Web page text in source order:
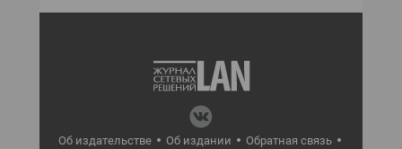
Об издательстве Об издании
Обратная связь